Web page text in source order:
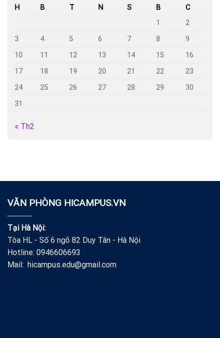
H B T N S B
C
1
2
3
4 5 6 7 8
9
10
11 12 13 14 15
16
17
18 19 20 21 22
23
24
25 26 27 28 29
30
31
« Th2
VĂN PHÒNG HICAMPUS.VN
Tại Hà Nội:
Tòa HL - Số 6 ngõ 82 Duy Tân - Hà Nội
Hotline: 0946606693
Mail: hicampus.edu@gmail.com